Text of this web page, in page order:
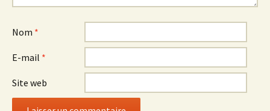
Nom *
E-mail *
Site web